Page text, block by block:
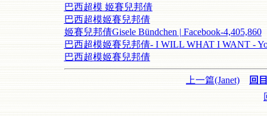
巴西超模 姬賽兒邦倩
巴西超模姬賽兒邦倩
姬賽兒邦倩Gisele Bündchen | Facebook-4,405,860
巴西超模姬賽兒邦倩- I WILL WHAT I WANT -
巴西超模姬賽兒邦倩
上一篇(Janet)
回